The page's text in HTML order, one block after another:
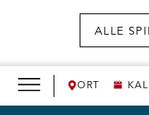
ORT
KARTENKAUF
WIR ÖFFNEN